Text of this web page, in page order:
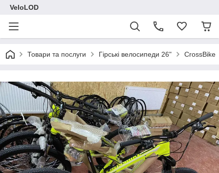
VeloLOD
Товари та послуги Гірські велосипеди 26" CrossBike